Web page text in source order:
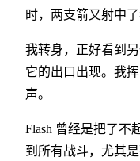
时，两支箭又射中了
我转身，正好看到
它的出口出现。我
声。
Flash 曾经是把了不
到所有战斗，尤其